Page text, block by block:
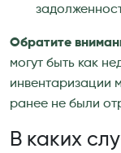
Обратите
могут быть как
инвентаризации
ранее не были
В каких